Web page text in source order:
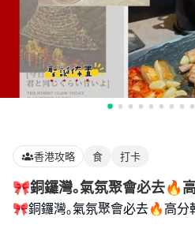
香港攻略 食 打卡
🎀銅鑼灣｡氣氛聚會必去🔥
🎀銅鑼灣｡氣氛聚會必去🔥高